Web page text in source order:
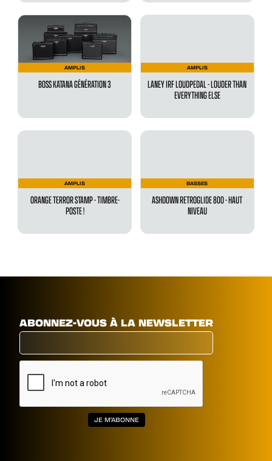
AMPLIS
BOSS KATANA GÉNÉRATION 3
AMPLIS
LANEY IRF LOUDPEDAL - LOUDER THAN
EVERYTHING ELSE
AMPLIS
ORANGE TERROR STAMP - TIMBRE-
POSTE !
BASSES
ASHDOWN RETROGLIDE 800 - HAUT
NIVEAU
ABONNEZ-VOUS À LA NEWSLETTER